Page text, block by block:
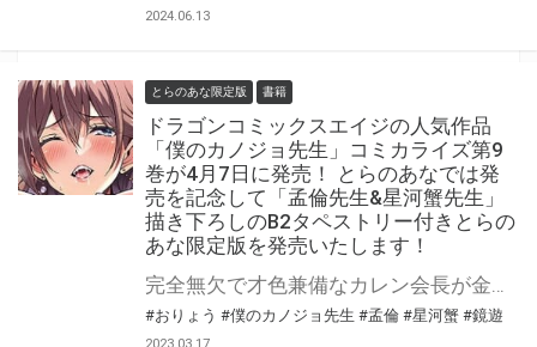
2024.06.13
とらのあな限定版 書籍
ドラゴンコミックスエイジの人気作品
「僕のカノジョ先生」コミカライズ第9
巻が4月7日に発売！ とらのあなでは発
売を記念して「孟倫先生&星河蟹先生」
描き下ろしのB2タペストリー付きとらの
あな限定版を発売いたします！
完全無欠で才色兼備なカレン会長が金髪ヤンキーに染まっちゃった!? 『僕のカノジョ先生』コミカライズ第9巻が4月7日（金）に発売！ とらのあなでは発売を記念して「B2タペストリー付き」とらのあな限定版を発売いたします。 イラストは「孟倫先生&星河蟹先生」の描き下ろしイラストです！ とらのあな限定版の数は限られていますので是非お早めにお求めください！
#おりょう #僕のカノジョ先生 #孟倫 #星河蟹 #鏡遊